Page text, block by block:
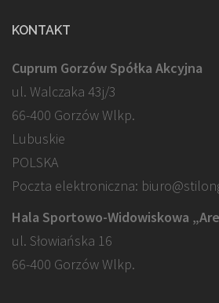
KONTAKT
Cuprum Gorzów Spółka Akcyjna
ul. Walczaka 43j/3
66-400 Gorzów Wlkp.
Lubuskie
POLSKA
Poczta elektroniczna:
Hala Sportowo-Widowiskowa
ul. Słowiańska 16
66-400 Gorzów Wlkp.